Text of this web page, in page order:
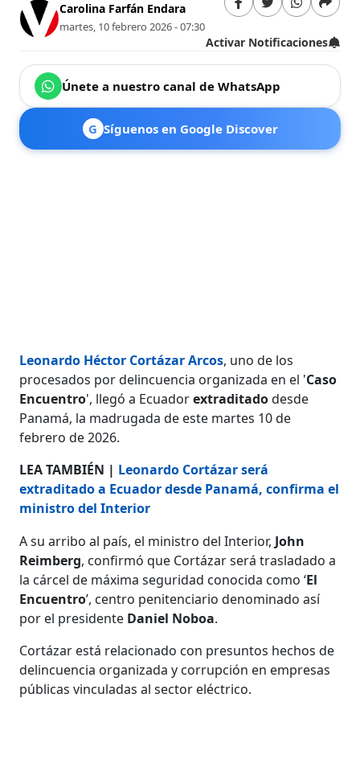
Carolina Farfán Endara
martes, 10 febrero 2026 - 07:30
Activar Notificaciones
Únete a nuestro canal de WhatsApp
G Síguenos en Google Discover
Leonardo Héctor Cortázar Arcos, uno de los
procesados por delincuencia organizada en el 'Caso
Encuentro', llegó a Ecuadorextraditadodesde
Panamá, la madrugada de este martes 10 de
febrero de 2026.
LEA TAMBIÉN | Leonardo Cortázar será
extraditado a Ecuador desde Panamá, confirma el
ministro del Interior
A su arribo al país, el ministro del Interior, John
Reimberg, confirmó que Cortázar será trasladado a
la cárcel de máxima seguridad conocida como ‘El
Encuentro’, centro penitenciario denominado así
por el presidente Daniel Noboa.
Cortázar está relacionado con presuntos hechos de
delincuencia organizada y corrupción en empresas
públicas vinculadas al sector eléctrico.